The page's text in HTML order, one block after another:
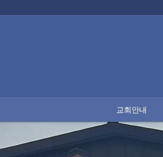
교회안내